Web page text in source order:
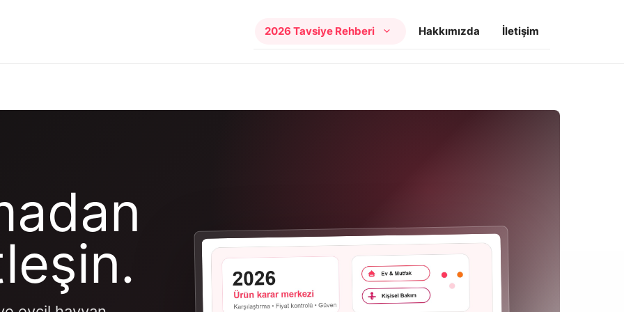
2026 Tavsiye Rehberi Hakkımızda İletişim